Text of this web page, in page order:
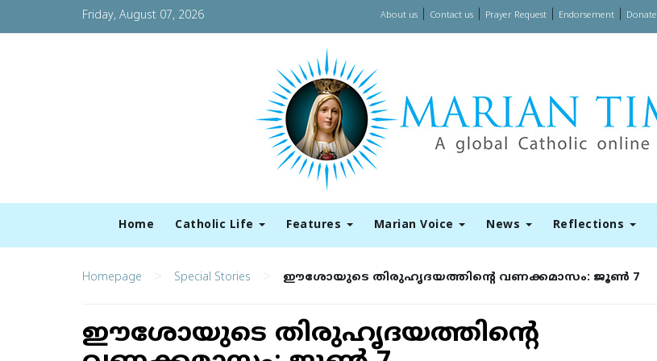
Friday, August 07, 2026 About us| Contact us| Prayer Request| Endorsement| Donate
Home Catholic Life Features Marian Voice News Reflections
Homepage > Special Stories > ഈശോയുടെ തിരുഹൃദയത്തിന്റെ വണക്കമാസം: ജൂൺ 7
ഈശോയുടെ തിരുഹൃദയത്തിന്റെ